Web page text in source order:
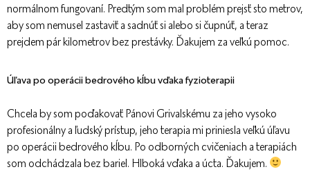
normálnom fungovaní. Predtým som mal problém prejsť sto metrov,
aby som nemusel zastaviť a sadnúť si alebo si čupnúť, a teraz
prejdem pár kilometrov bez prestávky. Ďakujem za veľkú pomoc.
Úľava po operácii bedrového kĺbu vďaka fyzioterapii
Chcela by som poďakovať Pánovi Grivalskému za jeho vysoko
profesionálny a ľudský prístup, jeho terapia mi priniesla veľkú úľavu
po operácii bedrového kĺbu. Po odborných cvičeniach a terapiách
som odchádzala bez bariel. Hlboká vďaka a úcta. Ďakujem.